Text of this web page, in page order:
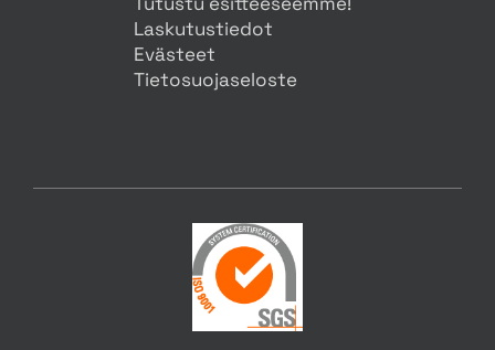
Laskutustiedot
Evästeet
Tietosuojaseloste